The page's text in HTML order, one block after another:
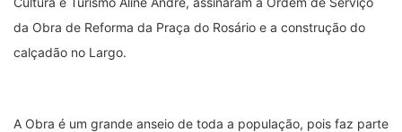
da Obra de Reforma da Praça do Rosário e a construção do
calçadão no Largo.
A Obra é um grande anseio de toda a população, pois faz parte